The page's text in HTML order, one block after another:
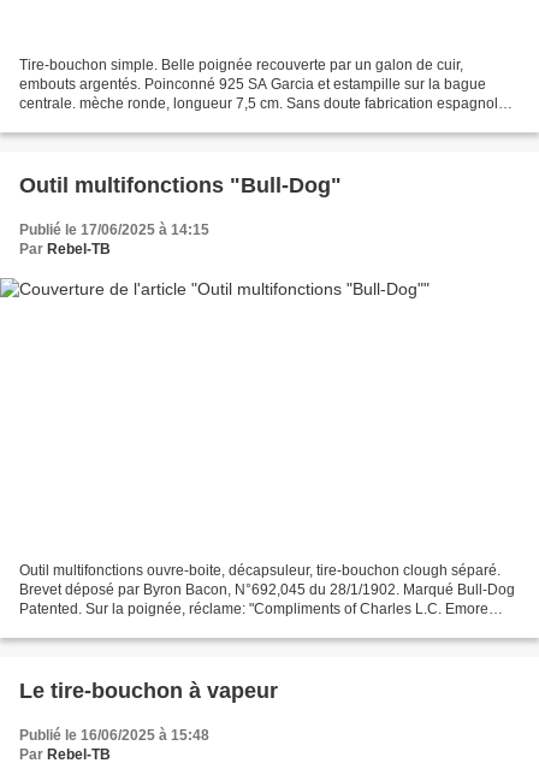
Tire-bouchon simple. Belle poignée recouverte par un galon de cuir,
embouts argentés. Poinconné 925 SA Garcia et estampille sur la bague
centrale. mèche ronde, longueur 7,5 cm. Sans doute fabrication espagnole,
Outil multifonctions "Bull-Dog"
Publié le 17/06/2025 à 14:15
Par Rebel-TB
Outil multifonctions ouvre-boite, décapsuleur, tire-bouchon clough séparé.
Brevet déposé par Byron Bacon, N°692,045 du 28/1/1902. Marqué Bull-Dog
Patented. Sur la poignée, réclame: "Compliments of Charles L.C. Emore
Le tire-bouchon à vapeur
Publié le 16/06/2025 à 15:48
Par Rebel-TB